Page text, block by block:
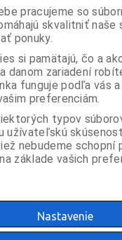
DP615
pracujeme so
skvalitniť naše
ponuky.
si pamätajú, čo a
danom zariadení
funguje podľa vás
preferenciám.
typov
užívateľskú
nebudeme schopní
základe vašich
Nastavenie